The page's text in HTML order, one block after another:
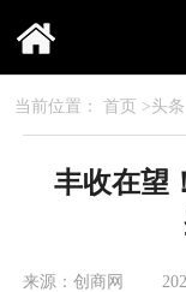
当前位置： 首页 >头条
丰收在望
来源：创商网